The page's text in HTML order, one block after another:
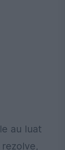
au luat